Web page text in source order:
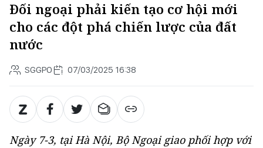
Đối ngoại phải kiến tạo cơ hội mới
cho các đột phá chiến lược của đất
nước
SGGPO 07/03/2025 16:38
Ngày 7-3, tại Hà Nội, Bộ Ngoại giao phối hợp với